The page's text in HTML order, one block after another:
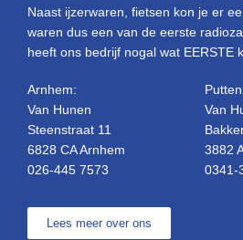
Naast ijzerwaren, fietsen kon je er
waren dus een van de eerste
heeft ons bedrijf nogal wat EERSTE
Arnhem:
Van Hunen
Steenstraat 11
6828 CA Arnhem
026-445 7573
Van
3882
0341-
Lees meer over ons